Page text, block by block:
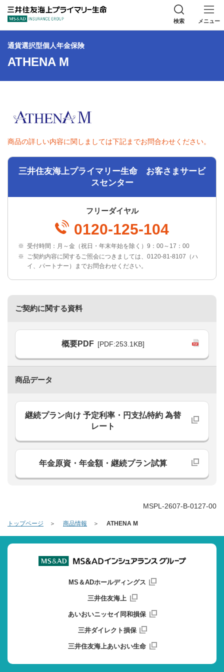
三井住友海上プ
検索 メニュー
通貨選択型個人年金保険
ATHENA M
商品の詳しい内容に関しましては下記までお問合わせください。
三井住友海上プライマリー生命 お客さまサービ
スセンター
フリーダイヤル
0120-125-104
※ 受付時間：月～金（祝日・年末年始を除く）9：00～17：00
※ ご契約内容に関するご照会につきましては、0120-81-8107（ハ
イ、パートナー）までお問合わせください。
ご契約に関する資料
概要PDF [PDF:253.1KB]
商品データ
継続プラン向け 予定利率・円支払特約 為替
レート
年金原資・年金額・継続プラン試算
MSPL-2607-B-0127-00
トップページ 商品情報 ATHENA M
MS＆ADホールディングス
三井住友海上
あいおいニッセイ同和損保
三井ダイレクト損保
三井住友海上あいおい生命